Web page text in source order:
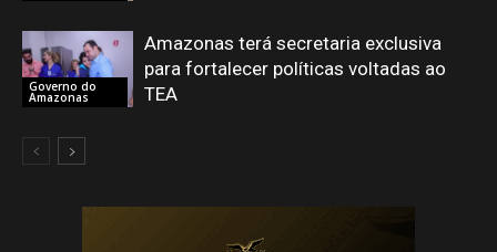
Governo do
Amazonas
Amazonas terá secretaria exclusiva
para fortalecer políticas voltadas ao
TEA